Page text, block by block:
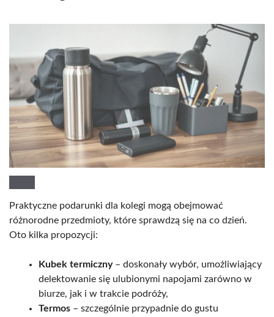
Praktyczne podarunki dla kolegi mogą obejmować
różnorodne przedmioty, które sprawdzą się na co dzień.
Oto kilka propozycji:
Kubek termiczny– doskonały wybór, umożliwiający
delektowanie się ulubionymi napojami zarówno w
biurze, jak i w trakcie podróży,
Termos – szczególnie przypadnie do gustu